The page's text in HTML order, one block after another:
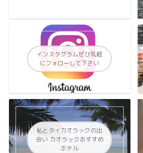
インスタグラムぜひ気軽
にフォローして下さい
私とタイカオラックの出
会い カオラックおすすめ
ホテル